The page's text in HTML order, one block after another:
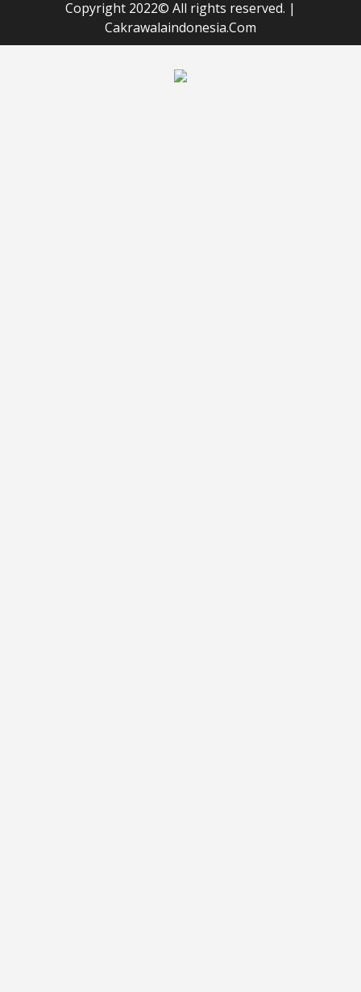
Copyright 2022© All rights reserved. |
Cakrawalaindonesia.Com